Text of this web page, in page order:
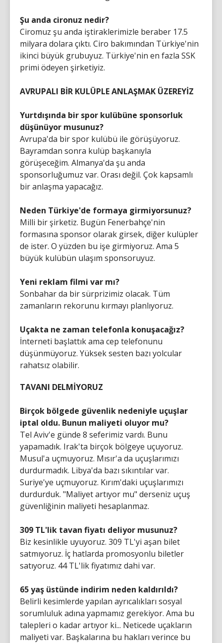
Şu anda cironuz nedir?
Ciromuz şu anda iştiraklerimizle beraber 17.5
milyara dolara çıktı. Ciro bakımından Türkiye'nin
ikinci büyük grubuyuz. Türkiye'nin en fazla SSK
primi ödeyen şirketiyiz.
AVRUPALI BİR KULÜPLE ANLAŞMAK ÜZEREYİZ
Yurtdışında bir spor kulübüne sponsorluk
düşünüyor musunuz?
Avrupa'da bir spor kulübü ile görüşüyoruz.
Bayramdan sonra kulüp başkanıyla
görüşeceğim. Almanya'da şu anda
sponsorluğumuz var. Orası değil. Çok kapsamlı
bir anlaşma yapacağız.
Neden Türkiye'de formaya girmiyorsunuz?
Milli bir şirketiz. Bugün Fenerbahçe'nin
formasına sponsor olarak girsek, diğer kulüpler
de ister. O yüzden bu işe girmiyoruz. Ama 5
büyük kulübün ulaşım sponsoruyuz.
Yeni reklam filmi var mı?
Sonbahar da bir sürprizimiz olacak. Tüm
zamanların rekorunu kırmayı planlıyoruz.
Uçakta ne zaman telefonla konuşacağız?
İnterneti başlattık ama cep telefonunu
düşünmüyoruz. Yüksek sesten bazı yolcular
rahatsız olabilir.
TAVANI DELMİYORUZ
Birçok bölgede güvenlik nedeniyle uçuşlar
iptal oldu. Bunun maliyeti oluyor mu?
Tel Aviv'e günde 8 seferimiz vardı. Bunu
yapamadık. Irak'ta birçok bölgeye uçuyoruz.
Musul'a uçmuyoruz. Mısır'a da uçuşlarımızı
durdurmadık. Libya'da bazı sıkıntılar var.
Suriye'ye uçmuyoruz. Kırım'daki uçuşlarımızı
durdurduk. "Maliyet artıyor mu" derseniz uçuş
güvenliğinin maliyeti hesaplanmaz.
309 TL'lik tavan fiyatı deliyor musunuz?
Biz kesinlikle uyuyoruz. 309 TL'yi aşan bilet
satmıyoruz. İç hatlarda promosyonlu biletler
satıyoruz. 44 TL'lik fiyatımız dahi var.
65 yaş üstünde indirim neden kaldırıldı?
Belirli kesimlerde yapılan ayrıcalıkları sosyal
sorumluluk adına yapmamız gerekiyor. Ama bu
talepleri o kadar artıyor ki... Neticede uçakların
maliyeti var. Başkalarına bu hakları verince bu